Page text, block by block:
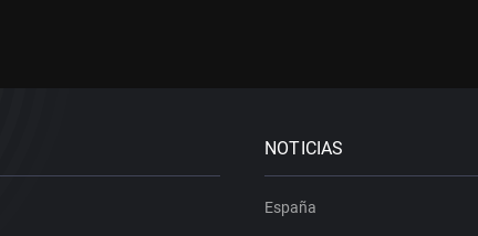
NOTICIAS
España